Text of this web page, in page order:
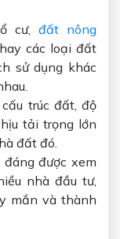
cư, đất nông
hay các loại đất
sử dụng khác
trúc đất, độ
tải trọng lớn
đất đó.
được xem
nhà đầu tư,
mắn và thành